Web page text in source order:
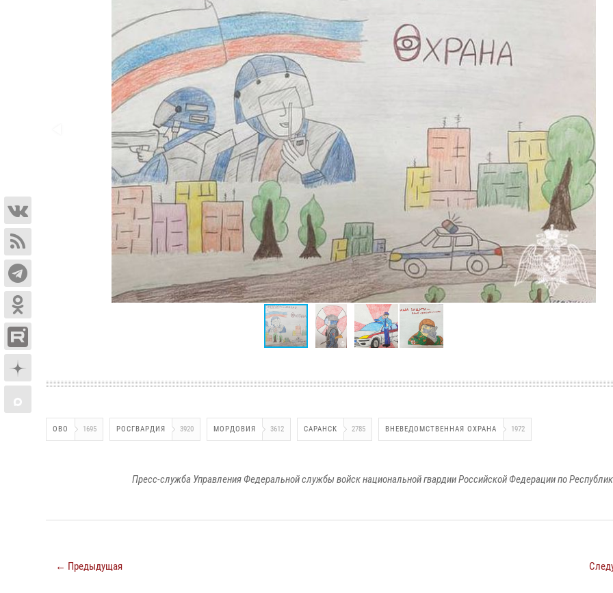
ОВО 1695 РОСГВАРДИЯ 3920 МОРДОВИЯ 3612 САРАНСК 2785 ВНЕВЕДОМСТВЕННАЯ ОХРАНА 1972
Пресс-служба Управления Федеральной службы войск национальной гвардии Российской Федерации по
← Предыдущая